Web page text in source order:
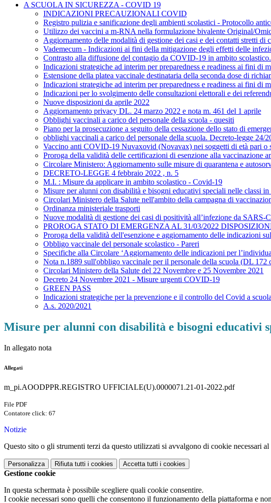
A SCUOLA IN SICUREZZA - COVID 19
INDICAZIONI PRECAUZIONALI COVID
Registro pulizia e sanificazione degli ambienti scolastici - Protocollo
Utilizzo dei vaccini a m-RNA nella formulazione bivalente Original/
Aggiornamento delle modalità di gestione dei casi e dei contatti stretti di
Vademecum - Indicazioni ai fini della mitigazione degli effetti delle
Contrasto alla diffusione del contagio da COVID-19 in ambito
Indicazioni strategiche ad interim per preparedness e readiness ai fini di
Estensione della platea vaccinale destinataria della seconda dose di
Indicazioni strategiche ad interim per preparedness e readiness ai fini
Indicazioni per lo svolgimento delle consultazioni elettorali e dei
Nuove disposizioni da aprile 2022
Aggiornamento privacy DL. 24 marzo 2022 e nota m. 461 del 1 aprile
Obblighi vaccinali a carico del personale della scuola - quesiti
Piano per la prosecuzione a seguito della cessazione dello stato di
obblighi vaccinali a carico del personale della scuola. Decreto-legge 24/
Vaccino anti COVID-19 Nuvaxovid (Novavax) nei soggetti di età pari o
Proroga della validità delle certificazioni di esenzione alla vaccinazione
Circolare Ministero: Aggiornamento sulle misure di quarantena e
DECRETO-LEGGE 4 febbraio 2022 , n. 5
M.I. : Misure da applicare in ambito scolastico - Covid-19
Misure per alunni con disabilità e bisogni educativi speciali nelle classi in
Circolari Ministero della Salute nell'ambito della campagna di
Ordinanza ministeriale trasporti
Nuove modalità di gestione dei casi di positività all’infezione da SARS-
PROROGA STATO DI EMERGENZA AL 31/03/2022
Proroga della validità dell'esenzione e aggiornamento delle indicazioni
Obbligo vaccinale del personale scolastico - Pareri
Specifiche alla Circolare ‘Aggiornamento delle indicazioni per
Nota n.1889 sull'obbligo vaccinale per il personale della scuola (DL
Circolari Ministero della Salute del 22 Novembre e 25 Novembre 2021
Decreto 24 Novembre 2021 - Misure urgenti COVID-19
GREEN PASS
Indicazioni strategiche per la prevenzione e il controllo del Covid a scuola
A.s. 2020/2021
Misure per alunni con disabilità e bisogni educativi
In allegato nota
Allegati
m_pi.AOODPPR.REGISTRO UFFICIALE(U).0000071.21-01-2022.pdf
File PDF
Contatore click: 67
Notizie
Questo sito o gli strumenti terzi da questo utilizzati si avvalgono di cookie necessari
Personalizza Rifiuta tutti i cookies Accetta tutti i cookies
Gestione cookie
In questa schermata è possibile scegliere quali cookie consentire.
I cookie necessari sono quelli che consentono il funzionamento della piattaforma e